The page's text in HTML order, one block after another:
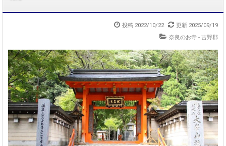
投稿 2022/10/22
更新 2025/09/19
奈良のお寺 - 吉野郡